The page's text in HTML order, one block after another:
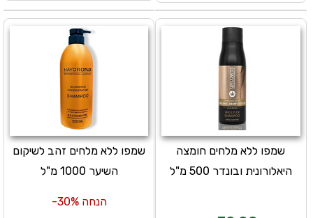
שמפו ללא מלחים זהב לשיקום
השיער 1000 מ"ל
הנחה 30%-
שמפו ללא מלחים חומצה
היאלורונית ובונדר 500 מ"ל